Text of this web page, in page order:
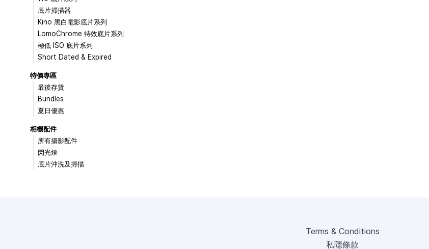
底片掃描器
Kino 黑白電影底片系列
LomoChrome 特效底片系列
極低 ISO 底片系列
Short Dated & Expired
特價專區
最後存貨
Bundles
夏日優惠
相機配件
所有攝影配件
閃光燈
底片沖洗及掃描
Terms & Conditions
私隱條款